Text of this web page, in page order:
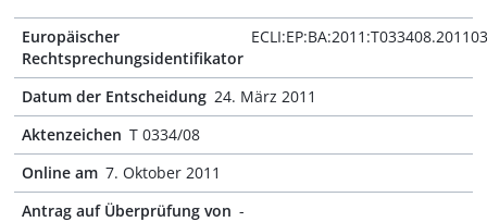
Europäischer
Rechtsprechungsidentifikator
Datum der Entscheidung 24. März 2011
Aktenzeichen T 0334/08
Online am 7. Oktober 2011
Antrag auf Überprüfung von -